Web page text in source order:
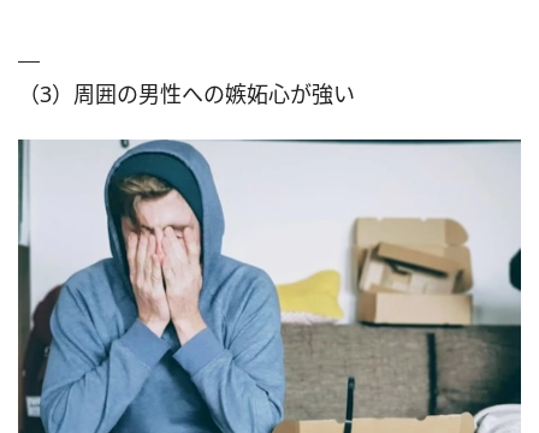
（3）周囲の男性への嫉妬心が強い